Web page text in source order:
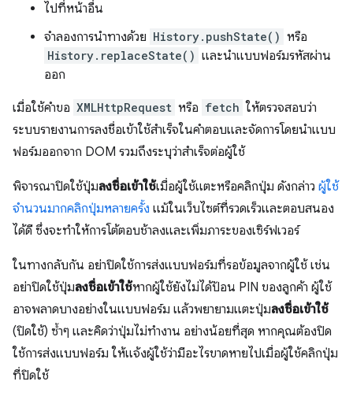
ไปที่หน้าอื่น
จำลองการนำทางด้วย History.pushState() หรือ
History.replaceState() และนำแบบฟอร์มรหัสผ่าน
ออก
เมื่อใช้คำขอ XMLHttpRequest หรือ fetch ให้ตรวจสอบว่า
ระบบรายงานการลงชื่อเข้าใช้สำเร็จในคำตอบและจัดการโดยนำแบบ
ฟอร์มออกจาก DOM รวมถึงระบุว่าสำเร็จต่อผู้ใช้
พิจารณาปิดใช้ปุ่มลงชื่อเข้าใช้เมื่อผู้ใช้แตะหรือคลิกปุ่ม ดังกล่าว ผู้ใช้
จำนวนมากคลิกปุ่มหลายครั้ง แม้ในเว็บไซต์ที่รวดเร็วและตอบสนอง
ได้ดี ซึ่งจะทำให้การโต้ตอบช้าลงและเพิ่มภาระของเซิร์ฟเวอร์
ในทางกลับกัน อย่าปิดใช้การส่งแบบฟอร์มที่รอข้อมูลจากผู้ใช้ เช่น
อย่าปิดใช้ปุ่มลงชื่อเข้าใช้หากผู้ใช้ยังไม่ได้ป้อน PIN ของลูกค้า ผู้ใช้
อาจพลาดบางอย่างในแบบฟอร์ม แล้วพยายามแตะปุ่มลงชื่อเข้าใช้
(ปิดใช้) ซ้ำๆ และคิดว่าปุ่มไม่ทำงาน อย่างน้อยที่สุด หากคุณต้องปิด
ใช้การส่งแบบฟอร์ม ให้แจ้งผู้ใช้ว่ามีอะไรขาดหายไปเมื่อผู้ใช้คลิกปุ่ม
ที่ปิดใช้